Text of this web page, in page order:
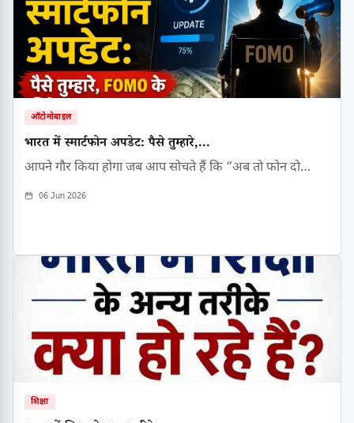
ऑटोमोबाइल
भारत में स्मार्टफोन अपडेट: पैसे तुम्हारे,...
आपने गौर किया होगा जब आप सोचते हैं कि “अब तो फोन दो…
06 Jun 2026
शिक्षा